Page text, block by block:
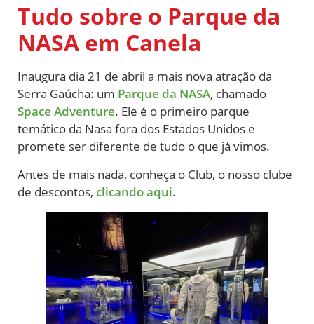
Tudo sobre o Parque da
NASA em Canela
Inaugura dia 21 de abril a mais nova atração da
Serra Gaúcha: um Parque da NASA, chamado
Space Adventure. Ele é o primeiro parque
temático da Nasa fora dos Estados Unidos e
promete ser diferente de tudo o que já vimos.
Antes de mais nada, conheça o Club, o nosso clube
de descontos, clicando aqui.